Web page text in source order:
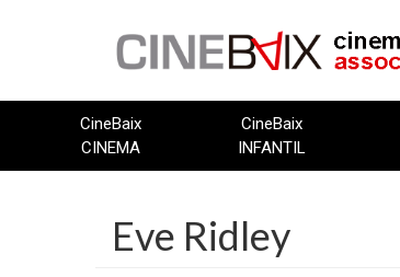
CineBaix
CINEMA
CineBaix
INFANTIL
Eve Ridley